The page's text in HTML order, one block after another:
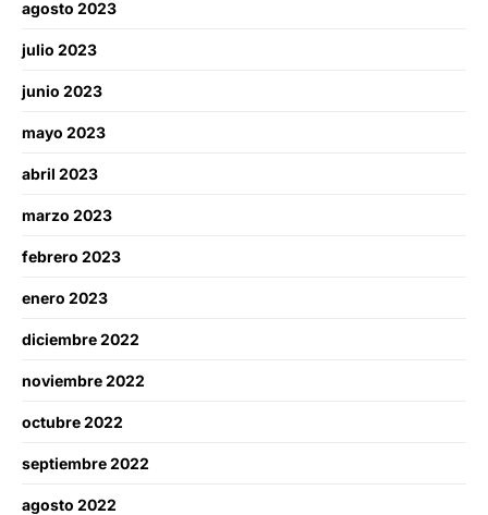
agosto 2023
julio 2023
junio 2023
mayo 2023
abril 2023
marzo 2023
febrero 2023
enero 2023
diciembre 2022
noviembre 2022
octubre 2022
septiembre 2022
agosto 2022